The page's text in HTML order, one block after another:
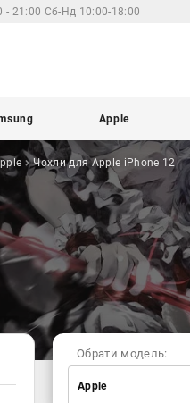
- 21:00 Сб-Нд 10:00-18:00
Apple
Чохли для Apple iPhone 12
Обрати модель:
Apple